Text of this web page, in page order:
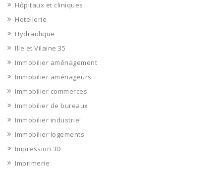
Hôpitaux et cliniques
Hotellerie
Hydraulique
Ille et Vilaine 35
Immobilier aménagement
Immobilier aménageurs
Immobilier commerces
Immobilier de bureaux
Immobilier industriel
Immobilier logements
Impression 3D
Imprimerie